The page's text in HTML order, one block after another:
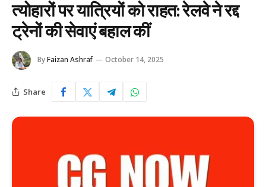
त्योहारों पर यात्रियों को राहत: रेलवे ने रद्द
ट्रेनों की सेवाएं बहाल कीं
ByFaizan Ashraf October 14, 2025
Share